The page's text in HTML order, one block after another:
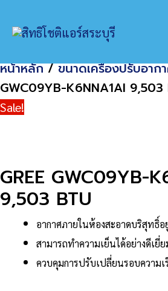
Home
สินค้า
GREE GWC09YB-
หน้าหลัก/ขนาดเครื่องปรับอาก
GWC09YB-K6NNA1AI 9,503
Sale!
GREE GWC09YB-
9,503 BTU
อากาศภายในห้องสะอาดบริสุทธิ์อ
สามารถทำความเย็นได้อย่างดีเยี่ย
ควบคุมการปรับเปลี่ยนรอบความเ